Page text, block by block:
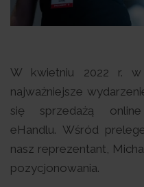
W kwietniu 2022 r. w
najważniejsze
się sprzedażą
eHandlu. Wśród
nasz reprezentant,
pozycjonowania.